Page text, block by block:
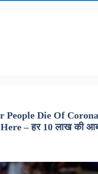
Die Of
– हर 10 लाख की